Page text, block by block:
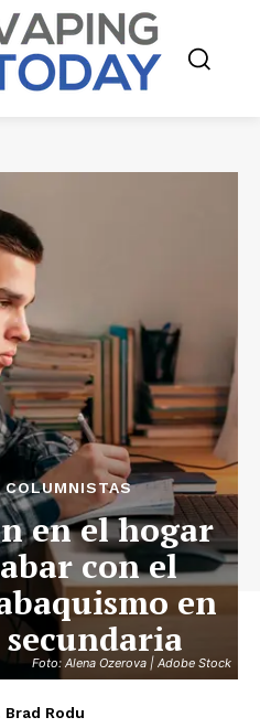
Foto: Alena Ozerova | Adobe Stock
COLUMNISTAS
en el hogar
con el
en
Brad Rodu